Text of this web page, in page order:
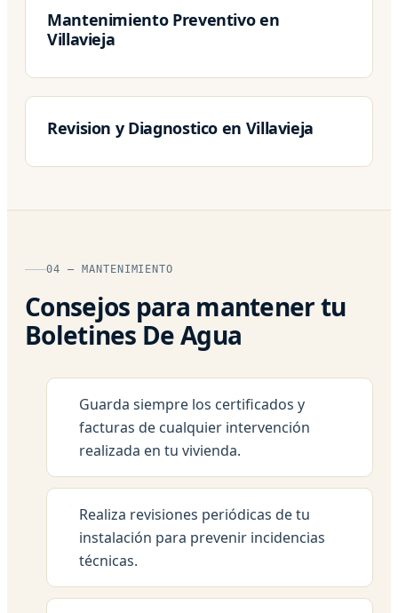
Mantenimiento Preventivo en
Villavieja
Revision y Diagnostico en Villavieja
04 — MANTENIMIENTO
Consejos para mantener tu
Boletines De Agua
Guarda siempre los certificados y
facturas de cualquier intervención
realizada en tu vivienda.
Realiza revisiones periódicas de tu
instalación para prevenir incidencias
técnicas.